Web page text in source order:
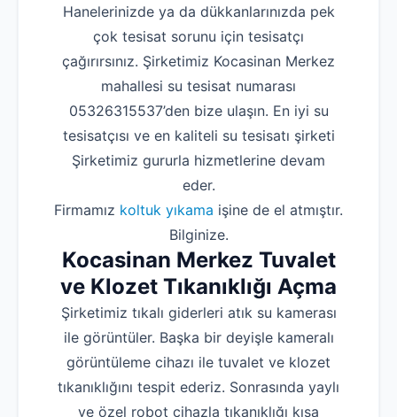
Hanelerinizde ya da dükkanlarınızda pek
çok tesisat sorunu için tesisatçı
çağırırsınız. Şirketimiz Kocasinan Merkez
mahallesi su tesisat numarası
05326315537’den bize ulaşın. En iyi su
tesisatçısı ve en kaliteli su tesisatı şirketi
Şirketimiz gururla hizmetlerine devam
eder.
Firmamız koltuk yıkama işine de el atmıştır.
Bilginize.
Kocasinan Merkez Tuvalet
ve Klozet Tıkanıklığı Açma
Şirketimiz tıkalı giderleri atık su kamerası
ile görüntüler. Başka bir deyişle kameralı
görüntüleme cihazı ile tuvalet ve klozet
tıkanıklığını tespit ederiz. Sonrasında yaylı
ve özel robot cihazla tıkanıklığı kısa